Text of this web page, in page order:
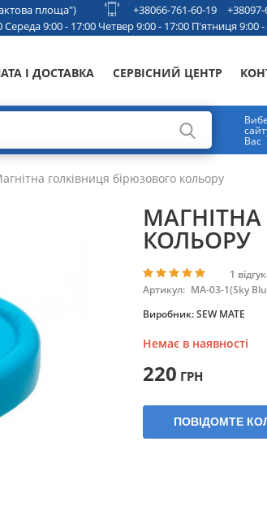
площа") +38066-761-60-19
Середа 9:00 - 17:00 Четвер 9:00 - 17:00 П'ятниця 9:00
І ДОСТАВКА СЕРВІСНИЙ ЦЕНТР
Вас
голківниця бірюзового кольору
КОЛЬОРУ
1
Артикул: МА-03-1(Sky
Виробник:SEW MATE
Немає в наявності
220 ГРН
ПОВІДОМТЕ